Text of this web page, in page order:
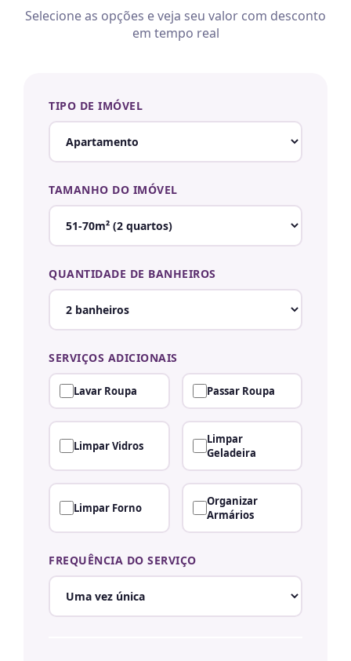
Selecione as opções e veja seu valor com desconto
em tempo real
TIPO DE IMÓVEL
TAMANHO DO IMÓVEL
QUANTIDADE DE BANHEIROS
SERVIÇOS ADICIONAIS
Lavar Roupa Passar Roupa
Limpar Vidros
Limpar
Geladeira
Limpar Forno
Organizar
Armários
FREQUÊNCIA DO SERVIÇO